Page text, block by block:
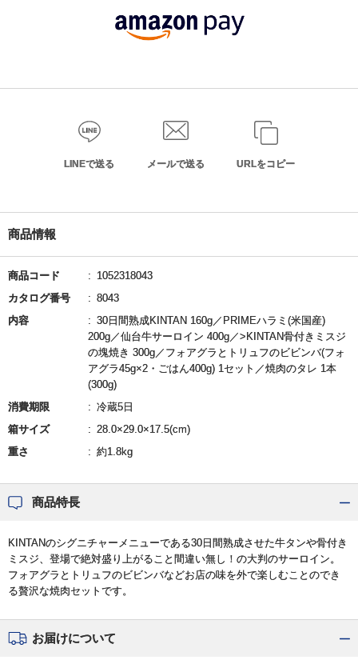
LINEで送る メールで送る URLをコピー
商品情報
商品コード
1052318043
カタログ番号
8043
内容
30日間熟成KINTAN 160g／PRIMEハラミ(米国産)
200g／仙台牛サーロイン 400g／>KINTAN骨付きミスジ
の塊焼き 300g／フォアグラとトリュフのビビンバ(フォ
アグラ45g×2・ごはん400g) 1セット／焼肉のタレ 1本
(300g)
消費期限
冷蔵5日
箱サイズ
28.0×29.0×17.5(cm)
重さ
約1.8kg
商品特長
KINTANのシグニチャーメニューである30日間熟成させた牛タンや骨付き
ミスジ、登場で絶対盛り上がること間違い無し！の大判のサーロイン。
フォアグラとトリュフのビビンバなどお店の味を外で楽しむことのでき
る贅沢な焼肉セットです。
お届けについて